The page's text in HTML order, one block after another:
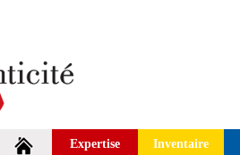
Expertise Inventaire